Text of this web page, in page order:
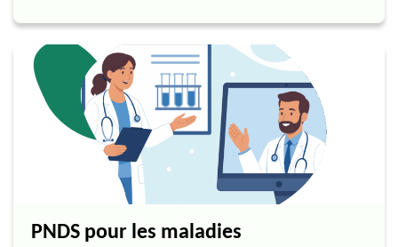
PNDS pour les maladies